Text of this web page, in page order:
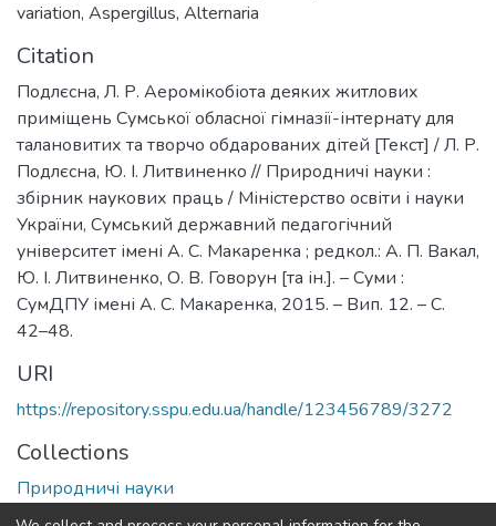
variation, Aspergillus, Alternaria
Citation
Подлєсна, Л. Р. Аеромікобіота деяких житлових
приміщень Сумської обласної гімназії-інтернату для
талановитих та творчо обдарованих дітей [Текст] / Л. Р.
Подлєсна, Ю. І. Литвиненко // Природничі науки :
збірник наукових праць / Міністерство освіти і науки
України, Сумський державний педагогічний
університет імені А. С. Макаренка ; редкол.: А. П. Вакал,
Ю. І. Литвиненко, О. В. Говорун [та ін.]. – Суми :
СумДПУ імені А. С. Макаренка, 2015. – Вип. 12. – С.
42–48.
URI
https://repository.sspu.edu.ua/handle/123456789/3272
Collections
Природничі науки